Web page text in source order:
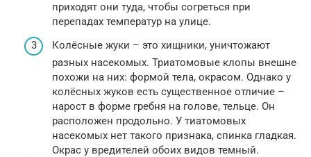
приходят они туда, чтобы согреться при
перепадах температур на улице.
Колёсные жуки – это хищники, уничтожают
разных насекомых. Триатомовые клопы внешне
похожи на них: формой тела, окрасом. Однако у
колёсных жуков есть существенное отличие –
нарост в форме гребня на голове, тельце. Он
расположен продольно. У тиатомовых
насекомых нет такого признака, спинка гладкая.
Окрас у вредителей обоих видов темный.